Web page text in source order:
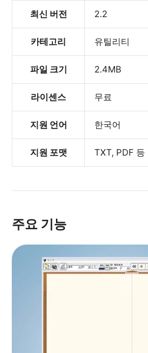
최신 버전 2.2
카테고리 유틸리티
파일 크기 2.4MB
라이센스 무료
지원 언어 한국어
지원 포맷 TXT, PDF 등
주요 기능